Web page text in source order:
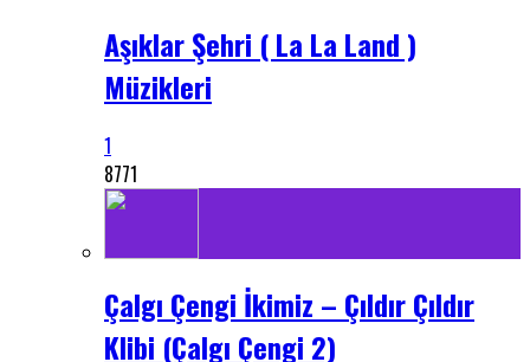
Aşıklar Şehri ( La La Land )
Müzikleri
1
8771
Çalgı Çengi İkimiz – Çıldır Çıldır
Klibi (Çalgı Çengi 2)